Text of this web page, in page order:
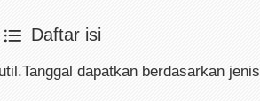
Daftar isi
dapatkan berdasarkan jenis